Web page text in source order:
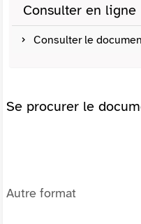
Consulter en ligne
Consulter le
Se procurer le
Autre format